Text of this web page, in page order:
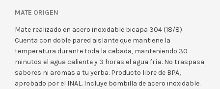
MATE ORIGEN
Mate realizado en acero inoxidable bicapa 304 (18/8).
Cuenta con doble pared aislante que mantiene la
temperatura durante toda la cebada, manteniendo 30
minutos el agua caliente y 3 horas el agua fría. No traspasa
sabores ni aromas a tu yerba. Producto libre de BPA,
aprobado por el INAL. Incluye bombilla de acero inoxidable.